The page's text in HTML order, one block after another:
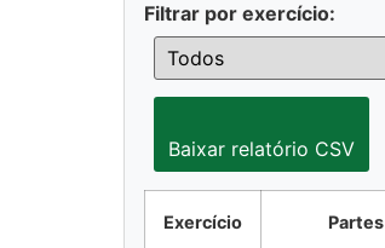
Filtrar por exercício:
Baixar relatório CSV
Exercício Partes